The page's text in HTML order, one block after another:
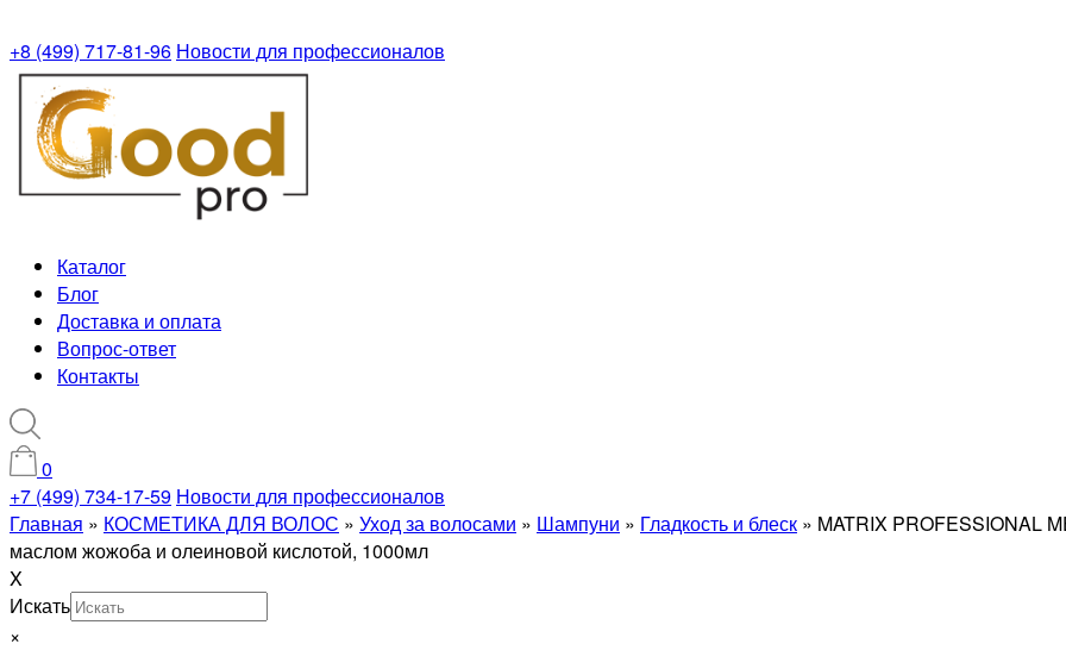
+8 (499) 717-81-96 Новости для профессионалов
Каталог
Блог
Доставка и оплата
Вопрос-ответ
Контакты
0
+7 (499) 734-17-59 Новости для профессионалов
Главная » КОСМЕТИКА ДЛЯ ВОЛОС » Уход за волосами » Шампуни » Гладкость и блеск » MATRIX PROFESSIONAL
маслом жожоба и олеиновой кислотой, 1000мл
X
Искать
×